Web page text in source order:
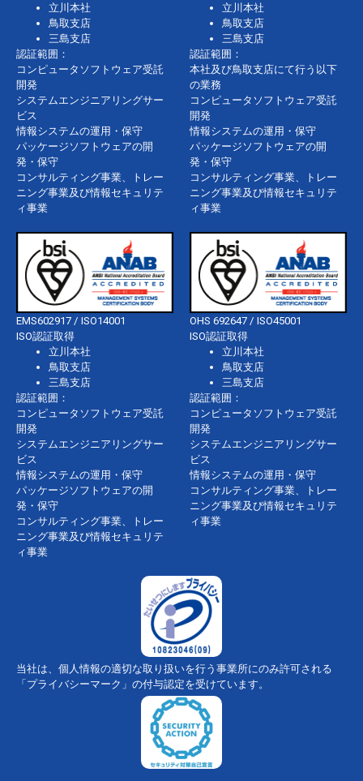
立川本社
鳥取支店
三島支店
認証範囲：
コンピュータソフトウェア受託
開発
システムエンジニアリングサー
ビス
情報システムの運用・保守
パッケージソフトウェアの開
発・保守
コンサルティング事業、トレー
ニング事業及び情報セキュリテ
ィ事業
立川本社
鳥取支店
三島支店
認証範囲：
本社及び鳥取支店にて行う以下
の業務
コンピュータソフトウェア受託
開発
情報システムの運用・保守
パッケージソフトウェアの開
発・保守
コンサルティング事業、トレー
ニング事業及び情報セキュリテ
ィ事業
EMS602917 / ISO14001
ISO認証取得
立川本社
鳥取支店
三島支店
認証範囲：
コンピュータソフトウェア受託
開発
システムエンジニアリングサー
ビス
情報システムの運用・保守
パッケージソフトウェアの開
発・保守
コンサルティング事業、トレー
ニング事業及び情報セキュリテ
ィ事業
OHS 692647 / ISO45001
ISO認証取得
立川本社
鳥取支店
三島支店
認証範囲：
コンピュータソフトウェア受託
開発
システムエンジニアリングサー
ビス
情報システムの運用・保守
コンサルティング事業、トレー
ニング事業及び情報セキュリテ
ィ事業
当社は、個人情報の適切な取り扱いを行う事業所にのみ許可される
「プライバシーマーク」の付与認定を受けています。